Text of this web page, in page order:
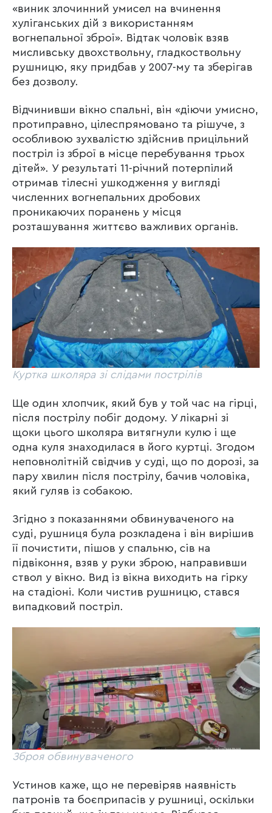
«виник злочинний умисел на вчинення
хуліганських дій з використанням
вогнепальної зброї». Відтак чоловік взяв
мисливську двохствольну, гладкоствольну
рушницю, яку придбав у 2007-му та зберігав
без дозволу.
Відчинивши вікно спальні, він «діючи умисно,
протиправно, цілеспрямовано та рішуче, з
особливою зухвалістю здійснив прицільний
постріл із зброї в місце перебування трьох
дітей». У результаті 11-річний потерпілий
отримав тілесні ушкодження у вигляді
численних вогнепальних дробових
проникаючих поранень у місця
розташування життєво важливих органів.
Куртка школяра зі слідами пострілів
Ще один хлопчик, який був у той час на гірці,
після пострілу побіг додому. У лікарні зі
щоки цього школяра витягнули кулю і ще
одна куля знаходилася в його куртці. Згодом
неповнолітній свідчив у суді, що по дорозі, за
пару хвилин після пострілу, бачив чоловіка,
який гуляв із собакою.
Згідно з показаннями обвинуваченого на
суді, рушниця була розкладена і він вирішив
її почистити, пішов у спальню, сів на
підвіконня, взяв у руки зброю, направивши
ствол у вікно. Вид із вікна виходить на гірку
на стадіоні. Коли чистив рушницю, стався
випадковий постріл.
Зброя обвинуваченого
Устинов каже, що не перевіряв наявність
патронів та боєприпасів у рушниці, оскільки